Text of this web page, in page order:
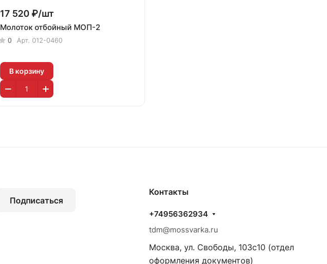
17 520 ₽/шт
Молоток отбойный МОП-2
0 Арт. 012-0460
В корзину
Подписаться
Контакты
+74956362934
tdm@mossvarka.ru
Москва, ул. Свободы, 103с10 (отдел
оформления документов)